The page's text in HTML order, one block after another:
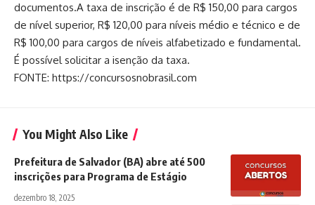
documentos.A taxa de inscrição é de R$ 150,00 para cargos
de nível superior, R$ 120,00 para níveis médio e técnico e de
R$ 100,00 para cargos de níveis alfabetizado e fundamental.
É possível solicitar a isenção da taxa.
FONTE: https://concursosnobrasil.com
You Might Also Like
Prefeitura de Salvador (BA) abre até 500
inscrições para Programa de Estágio
dezembro 18, 2025